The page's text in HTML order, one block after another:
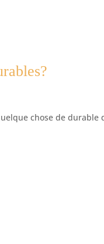
chose de durable